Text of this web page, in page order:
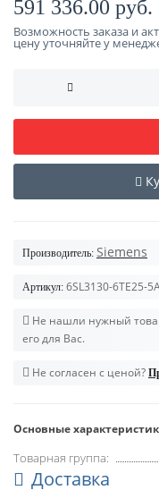
591 336.00 руб.
Возможность заказа и
цену уточняйте у
Производитель: Siemens
Артикул: 6SL3130-6TE25-
Не нашли нужный
его для Вас.
Не согласен с ценой?
Основные
Товарная группа:
Доставка